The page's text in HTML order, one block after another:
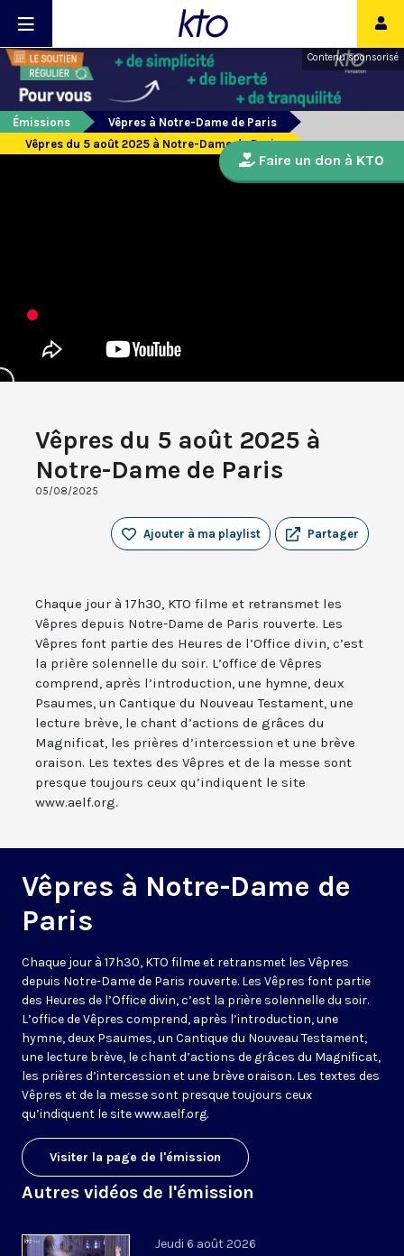
Contenu sponsorisé
Émissions
Vêpres à Notre-Dame de Paris
Vêpres du 5 août 2025 à Notre-Dame de Paris
Vêpres du 5 août 2025 à
Notre-Dame de Paris
05/08/2025
Partager
Ajouter à ma playlist
Chaque jour à 17h30, KTO filme et retransmet les
Vêpres depuis Notre-Dame de Paris rouverte. Les
Vêpres font partie des Heures de l’Office divin, c’est
la prière solennelle du soir. L’office de Vêpres
comprend, après l’introduction, une hymne, deux
Psaumes, un Cantique du Nouveau Testament, une
lecture brève, le chant d’actions de grâces du
Magnificat, les prières d’intercession et une brève
oraison. Les textes des Vêpres et de la messe sont
presque toujours ceux qu’indiquent le site
www.aelf.org.
Vêpres à Notre-Dame de
Paris
Chaque jour à 17h30, KTO filme et retransmet les Vêpres
depuis Notre-Dame de Paris rouverte. Les Vêpres font partie
des Heures de l’Office divin, c’est la prière solennelle du soir.
L’office de Vêpres comprend, après l’introduction, une
hymne, deux Psaumes, un Cantique du Nouveau Testament,
une lecture brève, le chant d’actions de grâces du Magnificat,
les prières d’intercession et une brève oraison. Les textes des
Vêpres et de la messe sont presque toujours ceux
qu’indiquent le sitewww.aelf.org.
Visiter la page de l'émission
Autres vidéos de l'émission
Jeudi 6 août 2026
Faire un don à KTO